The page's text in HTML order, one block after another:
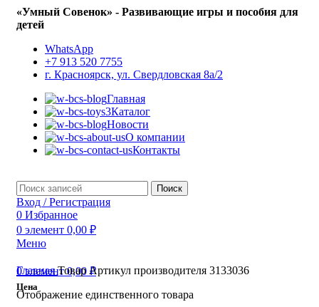
«Умный Совенок» - Развивающие игры и пособия для
детей
WhatsApp
+7 913 520 7755
г. Красноярск, ул. Свердловская 8а/2
Главная
Каталог
Новости
О компании
Контакты
Поиск
Вход / Регистрация
0 Избранное
0 элемент 0,00 ₽
Меню
0элемент 0,00₽
ГлавнаяТовар Артикул производителя 3133036
Отображение единственного товара
Цена